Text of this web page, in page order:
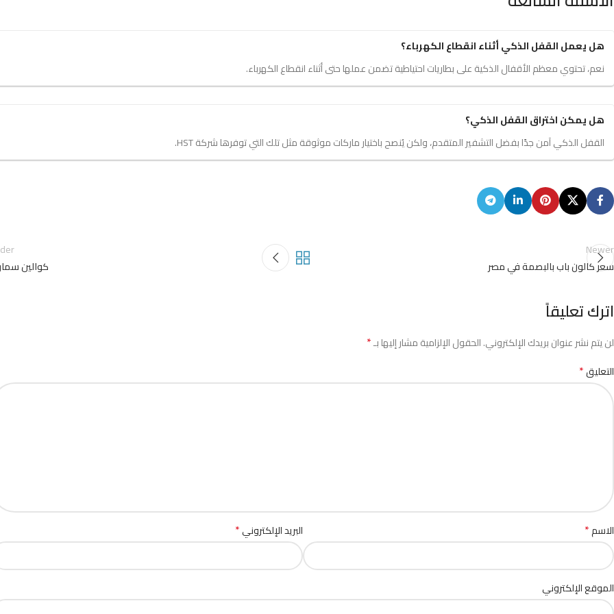
هل يعمل القفل الذكي أثناء انقطاع الكهرباء؟
نعم، تحتوي معظم الأقفال الذكية على بطاريات احتياطية تضمن عملها حتى أثناء انقطاع الكهرباء.
هل يمكن اختراق القفل الذكي؟
القفل الذكي آمن جدًا بفضل التشفير المتقدم، ولكن يُنصح باختيار ماركات موثوقة مثل تلك التي توفرها شركة HST.
Newer
سعر كالون باب بالبصمة في مصر
كوالين
اترك تعليقاً
لن يتم نشر عنوان بريدك الإلكتروني.الحقول الإلزامية مشار إليها بـ*
التعليق*
الاسم* البريد الإلكتروني*
الموقع الإلكتروني